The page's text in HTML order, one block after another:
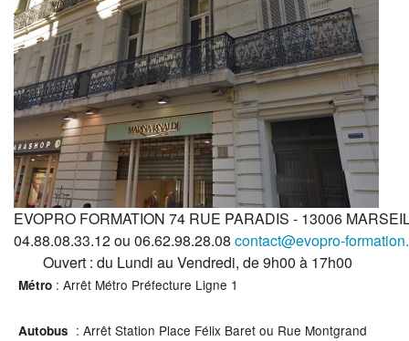
EVOPRO FORMATION 74 RUE PARADIS - 13006
04.88.08.33.12 ou 06.62.98.28.08 contact@evopro-
Ouvert : du Lundi au Vendredi, de 9h00 à 17h00
Métro : Arrêt Métro Préfecture Ligne 1
Autobus : Arrêt Station Place Félix Baret ou Rue Montgrand